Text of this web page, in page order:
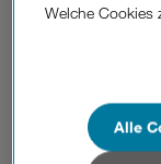
KMU. Ziel
nehmen und die
Erich
bleibt, läuft
Welche Cookies
Wenn Sie allen
von
Alle